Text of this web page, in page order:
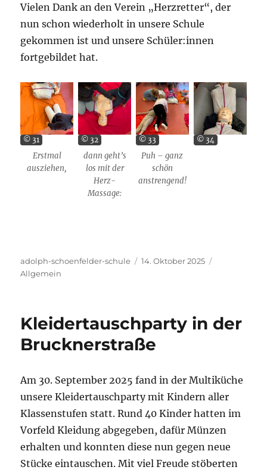
Vielen Dank an den Verein „Herzretter“, der
nun schon wiederholt in unsere Schule
gekommen ist und unsere Schüler:innen
fortgebildet hat.
© 31
Erstmal
ausziehen,
© 32
dann geht’s
los mit der
Herz-
Massage:
© 33
Puh – ganz
schön
anstrengend!
© 34
Autor
adolph-schoenfelder-schule
Veröffentlicht
14. Oktober 2025
Allgemein
Kleidertauschparty in der
Brucknerstraße
Am 30. September 2025 fand in der Multiküche
unsere Kleidertauschparty mit Kindern aller
Klassenstufen statt. Rund 40 Kinder hatten im
Vorfeld Kleidung abgegeben, dafür Münzen
erhalten und konnten diese nun gegen neue
Stücke eintauschen. Mit viel Freude stöberten